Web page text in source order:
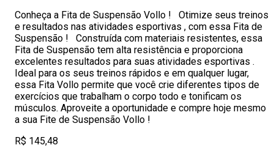
Conheça a Fita de Suspensão Vollo ! Otimize seus treinos
e resultados nas atividades esportivas , com essa Fita de
Suspensão ! Construída com materiais resistentes, essa
Fita de Suspensão tem alta resistência e proporciona
excelentes resultados para suas atividades esportivas .
Ideal para os seus treinos rápidos e em qualquer lugar,
essa Fita Vollo permite que você crie diferentes tipos de
exercícios que trabalham o corpo todo e tonificam os
músculos. Aproveite a oportunidade e compre hoje mesmo
a sua Fite de Suspensão Vollo !
R$ 145,48